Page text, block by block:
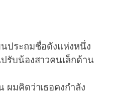
นประถมชื่อดังแห่งหนึ่ง
รับน้องสาวคนเล็กด้าน
ผมคิดว่าเธอคงกำลัง